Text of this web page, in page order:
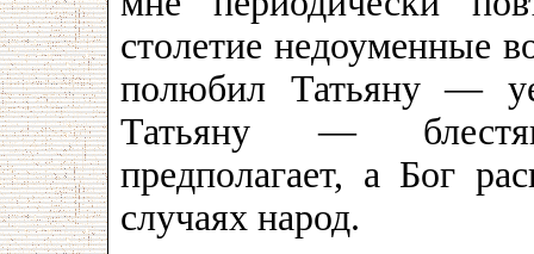
столетие недоуменные
полюбил Татьяну —
Татьяну —
предполагает, а Бог
случаях народ.